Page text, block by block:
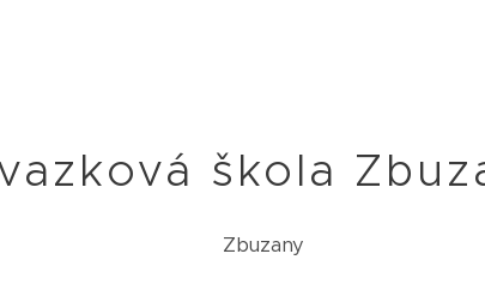
škola
Zbuzany